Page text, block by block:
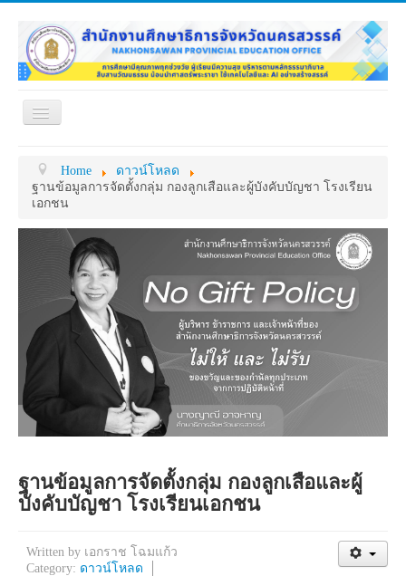
Toggle
หน่วยงานภายใน
MY OFFICE
ดาวน์โหลด
ข้อมูลการติดต่อ
Home
ดาวน์โหลด
ฐานข้อมูลการจัดตั้งกลุ่ม กองลูกเสือและผู้บังคับบัญชา โรงเรียน
เอกชน
ฐานข้อมูลการจัดตั้งกลุ่ม กองลูกเสือและผู้
บังคับบัญชา โรงเรียนเอกชน
Written by เอกราช โฉมแก้ว
Category: ดาวน์โหลด